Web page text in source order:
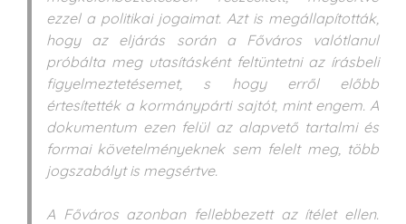
ezzel a politikai jogaimat. Azt is megállapították,
hogy az eljárás során a Főváros valótlanul
próbálta meg utasításként feltüntetni az írásbeli
figyelmeztetésemet, s hogy erről előbb
értesítették a kormánypárti sajtót, mint engem. A
dokumentum ezen felül az alapvető tartalmi és
formai követelményeknek sem felelt meg, több
jogszabályt is megsértve.
A Főváros azonban fellebbezett az ítélet ellen.